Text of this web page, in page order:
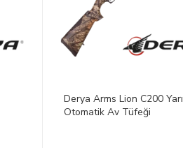
Derya Arms Lion W104 Yarı
Otomatik Av Tüfeği